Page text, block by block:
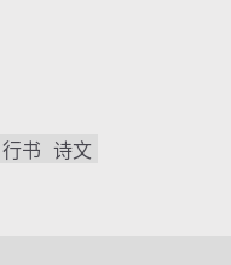
行书 诗文